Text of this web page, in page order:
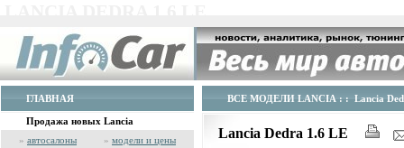
ГЛАВНАЯ
Продажа новых Lancia
» автосалоны » модели и цены
ВСЕ МОДЕЛИ LANCIA : : Lancia
Lancia Dedra 1.6 LE